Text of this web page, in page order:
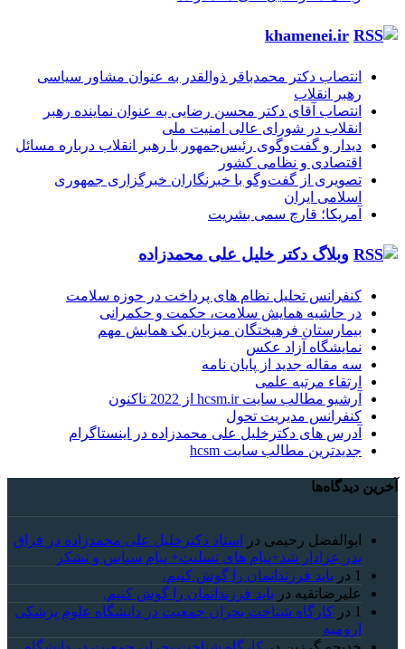
khamenei.ir
انتصاب دکتر محمدباقر ذوالقدر به عنوان مشاور سیاسی
رهبر انقلاب
انتصاب آقای دکتر محسن رضایی به عنوان نماینده رهبر
انقلاب در شورای عالی امنیت ملی
دیدار و گفت‌وگوی رئیس‌جمهور با رهبر انقلاب درباره مسائل
اقتصادی و نظامی کشور
تصویری از گفت‌وگو با خبرنگاران خبرگزاری جمهوری
اسلامی ایران
آمریکا؛ قارچ سمی بشریت
وبلاگ دکتر خلیل علی محمدزاده
کنفرانس تحلیل نظام های پرداخت در حوزه سلامت
در حاشیه همایش سلامت، حکمت و حکمرانی
بیمارستان فرهیختگان میزبان یک همایش مهم
نمایشگاه آزاد عکس
سه مقاله جدید از پایان نامه
ارتقاء مرتبه علمی
آرشیو مطالب سایت hcsm.ir از 2022 تاکنون
کنفرانس مدیریت تحول
آدرس های دکترخلیل علی محمدزاده در اینستاگرام
جدیدترین مطالب سایت hcsm
آخرین دیدگاه‌ها
ابوالفضل رحیمی در
استاد دکترخلیل علی محمدزاده در فراق
پدر عزادار شد+پیام های تسلیت+ پیام سپاس و تشکر
1 در باید فرزندانمان را گوش کنیم.
علیرضاتقیه در باید فرزندانمان را گوش کنیم.
1 در کارگاه شناخت بحران جمعیت در دانشگاه علوم پزشکی
ارومیه